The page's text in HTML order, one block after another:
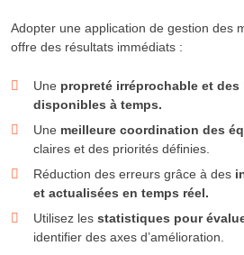
Adopter une application de gestion des
offre des résultats immédiats :
Une propreté irréprochable et des
disponibles à temps.
Une meilleure coordination des
claires et des priorités définies.
Réduction des erreurs grâce à des
et actualisées en temps réel.
Utilisez les statistiques pour
identifier des axes d’amélioration.